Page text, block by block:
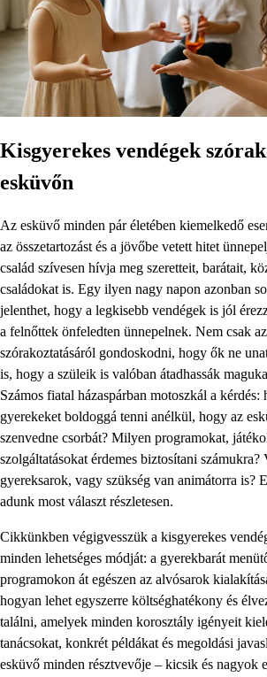
Kisgyerekes vendégek
esküvőn
Az esküvő minden pár életében kiemelkedő
az összetartozást és a jövőbe vetett hitet
család szívesen hívja meg szeretteit, barátait,
családokat is. Egy ilyen nagy napon azonban
jelenthet, hogy a legkisebb vendégek is jól
a felnőttek önfeledten ünnepelnek. Nem csak
szórakoztatásáról gondoskodni, hogy ők ne
is, hogy a szüleik is valóban átadhassák
Számos fiatal házaspárban motoszkál a kérdés:
gyerekeket boldoggá tenni anélkül, hogy az
szenvedne csorbát? Milyen programokat,
szolgáltatásokat érdemes biztosítani számukra?
gyereksarok, vagy szükség van animátorra is?
adunk most választ részletesen.
Cikkünkben végigvesszük a kisgyerekes
minden lehetséges módját: a gyerekbarát
programokon át egészen az alvósarok
hogyan lehet egyszerre költséghatékony és
találni, amelyek minden korosztály igényeit
tanácsokat, konkrét példákat és megoldási
esküvő minden résztvevője – kicsik és nagyok